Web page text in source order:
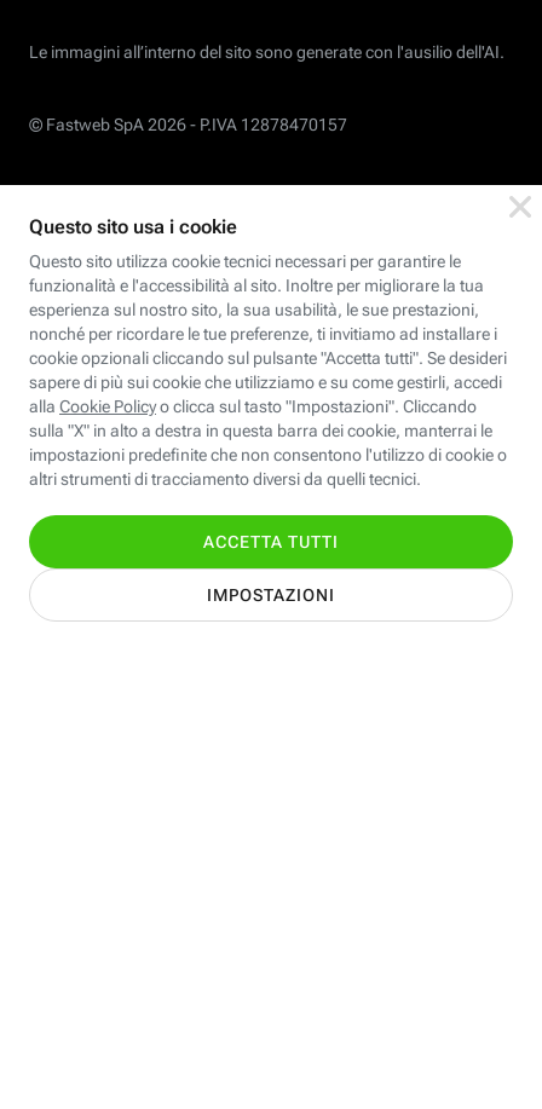
Le immagini all’interno del sito sono generate con l'ausilio dell'AI.
© Fastweb SpA 2026 - P.IVA 12878470157